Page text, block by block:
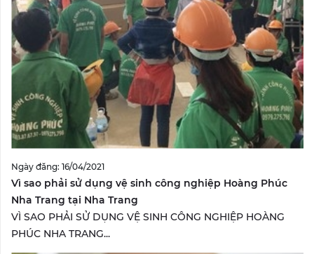
Ngày đăng: 16/04/2021
Vì sao phải sử dụng vệ sinh công nghiệp Hoàng Phúc
Nha Trang tại Nha Trang
VÌ SAO PHẢI SỬ DỤNG VỆ SINH CÔNG NGHIỆP HOÀNG
PHÚC NHA TRANG...